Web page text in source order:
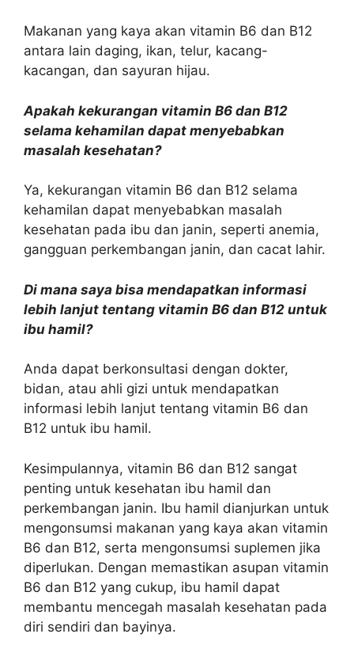
Makanan yang kaya akan vitamin B6 dan B12
antara lain daging, ikan, telur, kacang-
kacangan, dan sayuran hijau.
Apakah kekurangan vitamin B6 dan B12
selama kehamilan dapat menyebabkan
masalah kesehatan?
Ya, kekurangan vitamin B6 dan B12 selama
kehamilan dapat menyebabkan masalah
kesehatan pada ibu dan janin, seperti anemia,
gangguan perkembangan janin, dan cacat lahir.
Di mana saya bisa mendapatkan informasi
lebih lanjut tentang vitamin B6 dan B12 untuk
ibu hamil?
Anda dapat berkonsultasi dengan dokter,
bidan, atau ahli gizi untuk mendapatkan
informasi lebih lanjut tentang vitamin B6 dan
B12 untuk ibu hamil.
Kesimpulannya, vitamin B6 dan B12 sangat
penting untuk kesehatan ibu hamil dan
perkembangan janin. Ibu hamil dianjurkan untuk
mengonsumsi makanan yang kaya akan vitamin
B6 dan B12, serta mengonsumsi suplemen jika
diperlukan. Dengan memastikan asupan vitamin
B6 dan B12 yang cukup, ibu hamil dapat
membantu mencegah masalah kesehatan pada
diri sendiri dan bayinya.